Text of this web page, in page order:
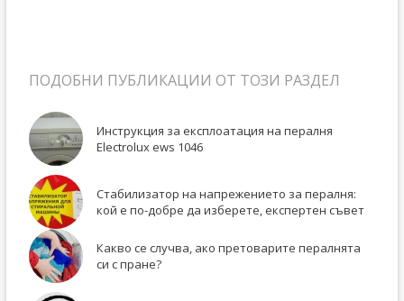
ПОДОБНИ ПУБЛИКАЦИИ ОТ ТОЗИ РАЗДЕЛ
Инструкция за експлоатация на пералня
Electrolux ews 1046
Стабилизатор на напрежението за пералня:
кой е по-добре да изберете, експертен съвет
Какво се случва, ако претоварите пералнята
си с пране?